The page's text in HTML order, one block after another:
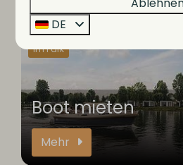
Im Park
Boot mieten
Mehr
DE